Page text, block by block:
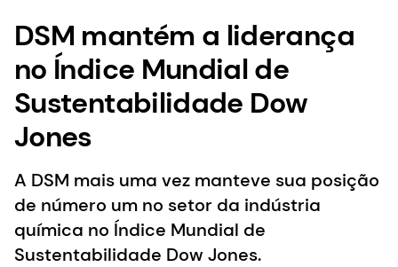
DSM mantém a liderança
no Índice Mundial de
Sustentabilidade Dow
Jones
A DSM mais uma vez manteve sua posição
de número um no setor da indústria
química no Índice Mundial de
Sustentabilidade Dow Jones.